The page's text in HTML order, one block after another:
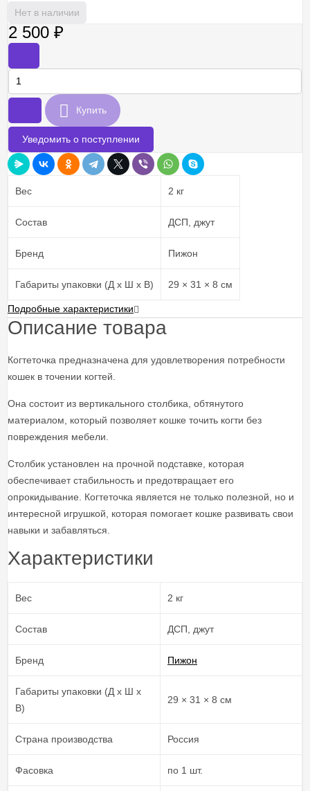
Нет в наличии
2 500 ₽
Купить
Уведомить о поступлении
Вес 2 кг
Состав ДСП, джут
Бренд Пижон
Габариты упаковки (Д х Ш х В) 29 × 31 × 8 см
Подробные характеристики
Описание товара
Когтеточка предназначена для удовлетворения потребности
кошек в точении когтей.
Она состоит из вертикального столбика, обтянутого
материалом, который позволяет кошке точить когти без
повреждения мебели.
Столбик установлен на прочной подставке, которая
обеспечивает стабильность и предотвращает его
опрокидывание. Когтеточка является не только полезной, но и
интересной игрушкой, которая помогает кошке развивать свои
навыки и забавляться.
Характеристики
Вес 2 кг
Состав ДСП, джут
Бренд Пижон
Габариты упаковки (Д х Ш х
В)
29 × 31 × 8 см
Страна производства Россия
Фасовка по 1 шт.